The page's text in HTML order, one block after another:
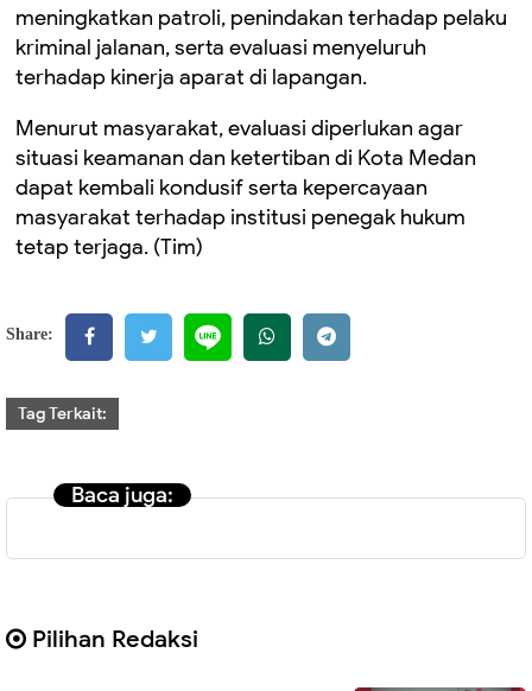
meningkatkan patroli, penindakan terhadap pelaku
kriminal jalanan, serta evaluasi menyeluruh
terhadap kinerja aparat di lapangan.
Menurut masyarakat, evaluasi diperlukan agar
situasi keamanan dan ketertiban di Kota Medan
dapat kembali kondusif serta kepercayaan
masyarakat terhadap institusi penegak hukum
tetap terjaga. (Tim)
Share:
Tag Terkait:
Baca juga:
Pilihan Redaksi